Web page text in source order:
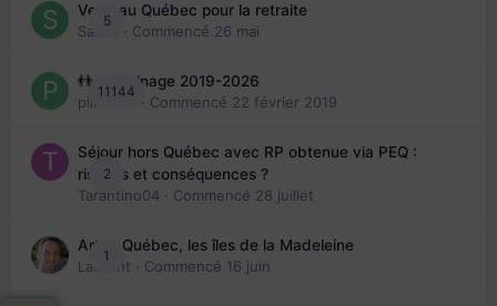
5
Venir au Québec pour la retraite
Sab74
· Commencé 26 mai
11144
👬 Parrainage 2019-2026
piinoush · Commencé 22 février 2019
2
Séjour hors Québec avec RP obtenue via PEQ :
risques et conséquences ?
Tarantino04 · Commencé 28 juillet
1
Arte : Québec, les îles de la Madeleine
Laurent · Commencé 16 juin